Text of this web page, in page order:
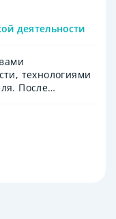
деятельности
технологиями
После